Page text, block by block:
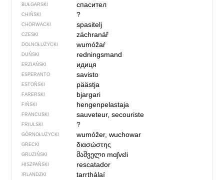
BUŁGARSKI спасител
CHIŃSKI ?
CHORWACKI spasitelj
CZESKI záchranář
DOLNOŁUŻYCKI wumóžaŕ
DUŃSKI redningsmand
ERZIAŃSKI идиця
ESPERANTO savisto
ESTOŃSKI päästja
FARERSKI bjargari
FIŃSKI hengenpelastaja
FRANCUSKI sauveteur, secouriste
FRIULSKI ?
GÓRNOŁUŻYCKI wumóžer, wuchowar
GRECKI διασώστης
GRUZIŃSKI მაშველი mɑʃvɛli
HISZPAŃSKI rescatador
IRLANDZKI tarrthálaí